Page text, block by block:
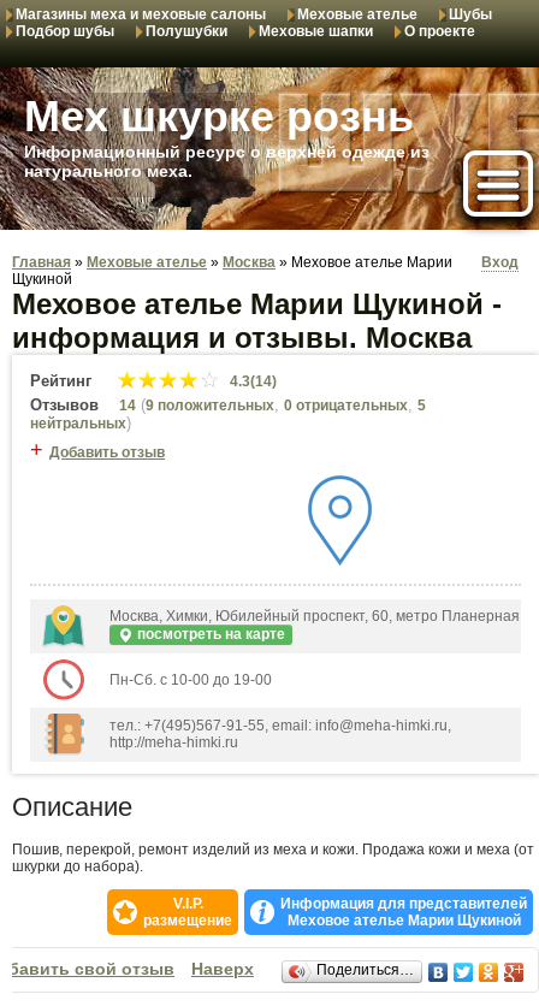
Магазины меха и меховые салоны Меховые ателье
Шубы
Подбор шубы
Полушубки Меховые шапки О проекте
Мех шкурке рознь
Информационный ресурс о верхней одежде из
натурального меха.
Главная » Меховые ателье » Москва » Меховое ателье Марии
Щукиной
Вход
Меховое ателье Марии Щукиной -
информация и отзывы. Москва
Рейтинг 4.3(14)
Отзывов 14 (9 положительных, 0 отрицательных, 5
нейтральных)
+ Добавить отзыв
Москва, Химки, Юбилейный проспект, 60, метро Планерная
посмотреть на карте
Пн-Сб. с 10-00 до 19-00
тел.: +7(495)567-91-55, email: info@meha-himki.ru,
http://meha-himki.ru
Описание
Пошив, перекрой, ремонт изделий из меха и кожи. Продажа кожи и меха (от
шкурки до набора).
V.I.P.
размещение
Информация для представителей
Меховое ателье Марии Щукиной
Отзывысвой отзыв Наверх Поделиться…